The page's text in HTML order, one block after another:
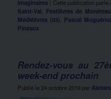
imaginaires | Cette publication parle
Saint-Val
Festilivres de
Médiélivres (03) Pascal Moguérou
Pineaux
Rendez-vous au
week-end prochain
Publié le 24 octobre 2016 par